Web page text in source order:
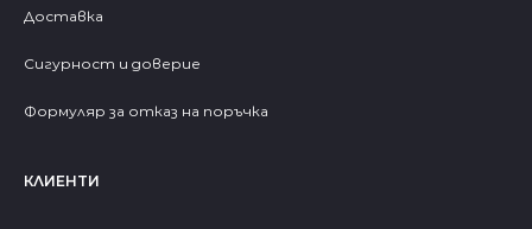
Доставка
Сигурност и доверие
Формуляр за отказ на поръчка
КЛИЕНТИ